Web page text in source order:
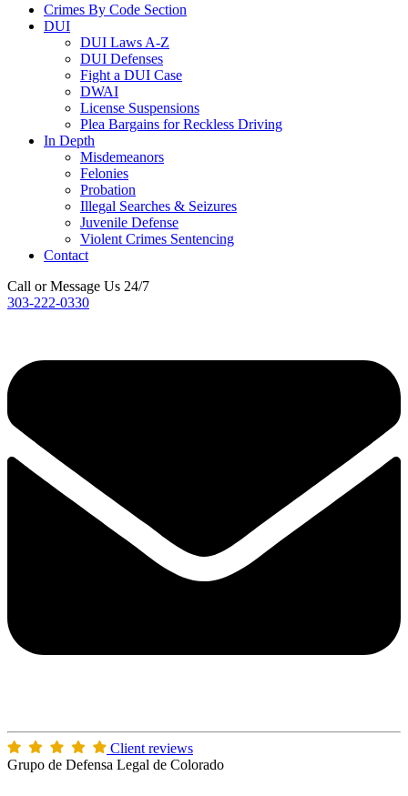
Crimes By Code Section
DUI
DUI Laws A-Z
DUI Defenses
Fight a DUI Case
DWAI
License Suspensions
Plea Bargains for Reckless Driving
In Depth
Misdemeanors
Felonies
Probation
Illegal Searches & Seizures
Juvenile Defense
Violent Crimes Sentencing
Contact
Call or Message Us 24/7
303-222-0330
Client reviews
Grupo de Defensa Legal de Colorado